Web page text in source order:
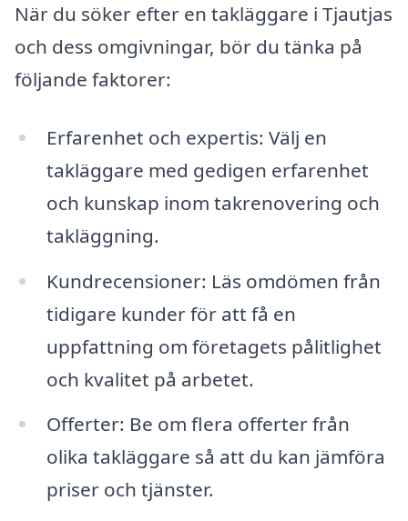
När du söker efter en takläggare i Tjautjas
och dess omgivningar, bör du tänka på
följande faktorer:
Erfarenhet och expertis: Välj en
takläggare med gedigen erfarenhet
och kunskap inom takrenovering och
takläggning.
Kundrecensioner: Läs omdömen från
tidigare kunder för att få en
uppfattning om företagets pålitlighet
och kvalitet på arbetet.
Offerter: Be om flera offerter från
olika takläggare så att du kan jämföra
priser och tjänster.